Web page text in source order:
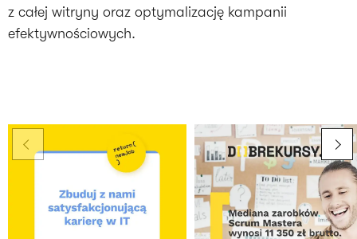
z całej witryny oraz optymalizację kampanii
efektywnościowych.